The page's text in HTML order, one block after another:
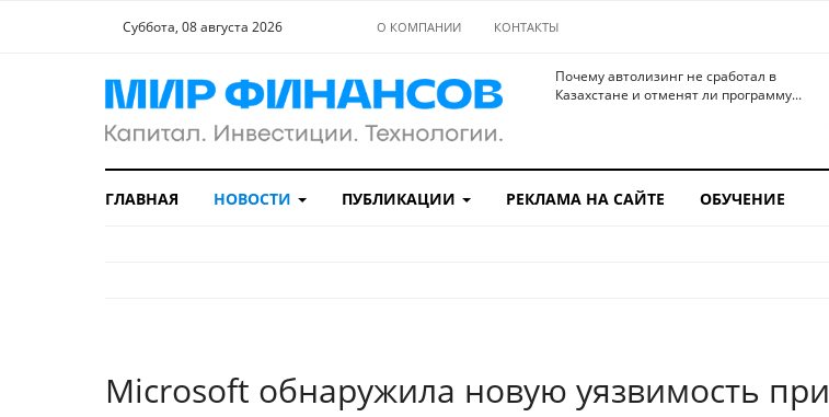
Суббота, 08 августа 2026 О КОМПАНИИ КОНТАКТЫ
Почему автолизинг не сработал в
Казахстане и отменят ли программу...
ГЛАВНАЯ НОВОСТИ ПУБЛИКАЦИИ РЕКЛАМА НА САЙТЕ ОБУЧЕНИЕ
Microsoft обнаружила новую уязвимость при